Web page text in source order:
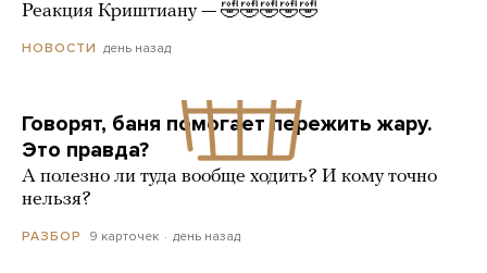
Реакция Криштиану — 🤣🤣🤣🤣🤣
НОВОСТИ день назад
Говорят, баня помогает пережить жару.
Это правда?
А полезно ли туда вообще ходить? И кому точно
нельзя?
РАЗБОР 9 карточек день назад